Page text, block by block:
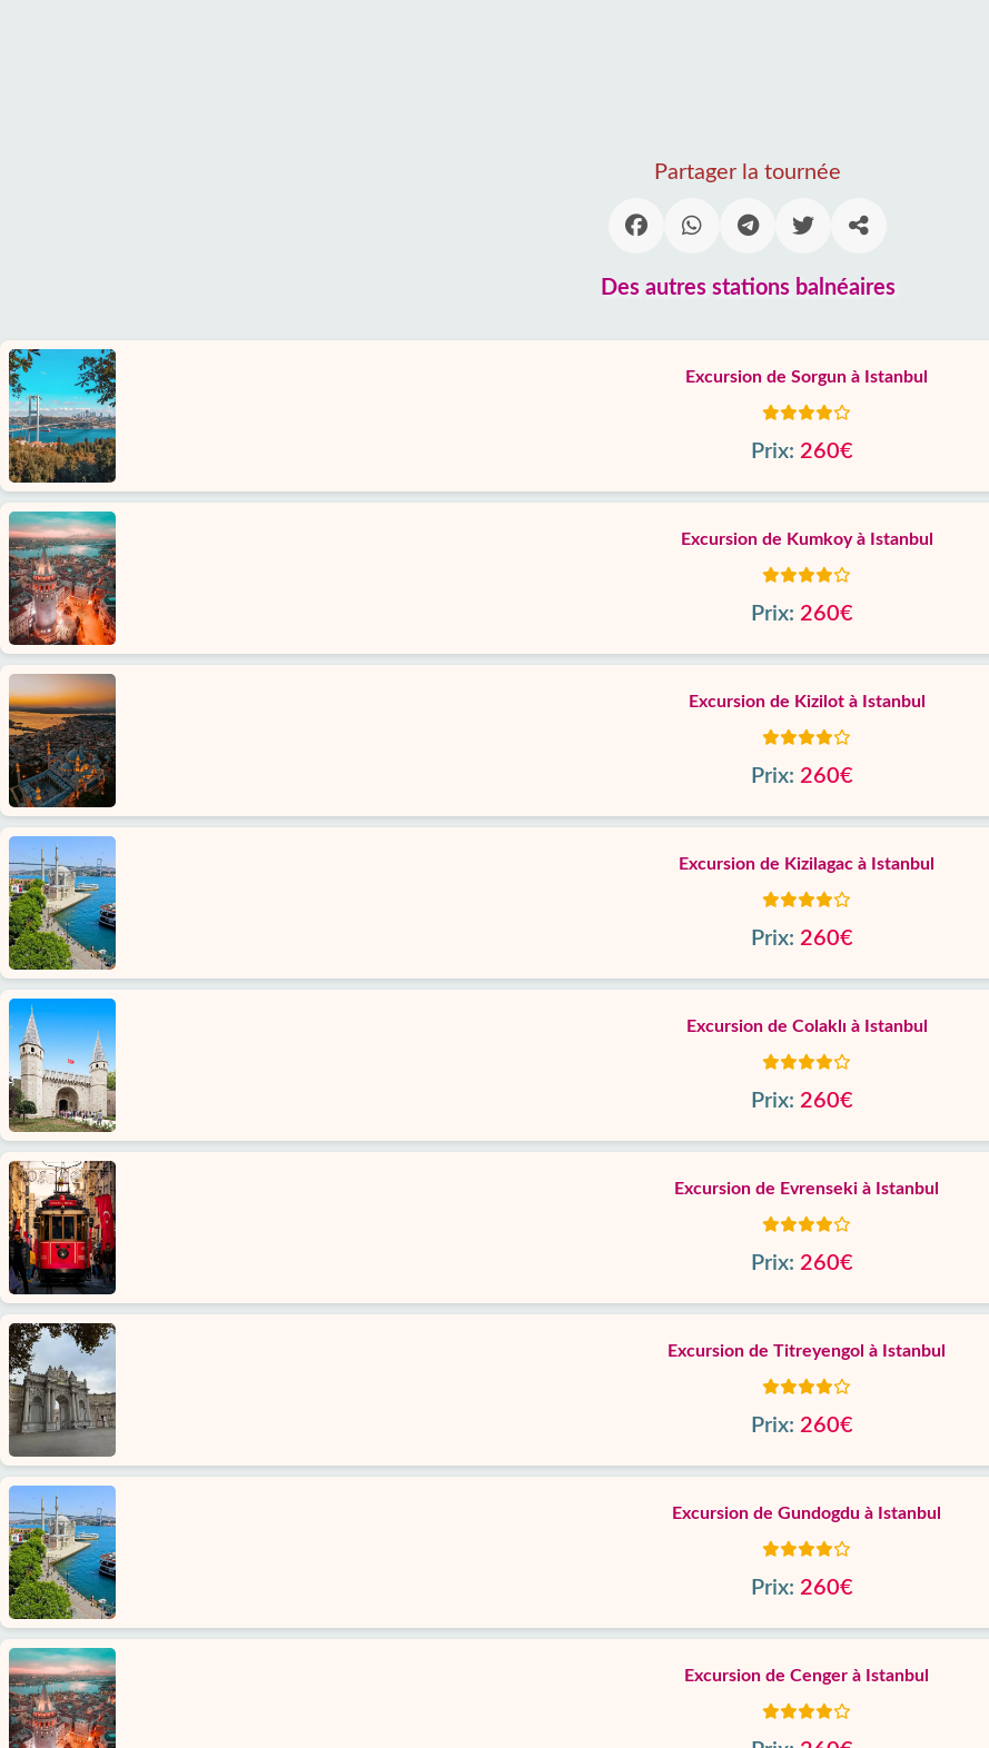
Partager la tournée
Des autres stations balnéaires
Excursion de Sorgun à Istanbul
Prix: 260€
Excursion de Kumkoy à Istanbul
Prix: 260€
Excursion de Kizilot à Istanbul
Prix: 260€
Excursion de Kizilagac à Istanbul
Prix: 260€
Excursion de Colaklı à Istanbul
Prix: 260€
Excursion de Evrenseki à Istanbul
Prix: 260€
Excursion de Titreyengol à Istanbul
Prix: 260€
Excursion de Gundogdu à Istanbul
Prix: 260€
Excursion de Cenger à Istanbul